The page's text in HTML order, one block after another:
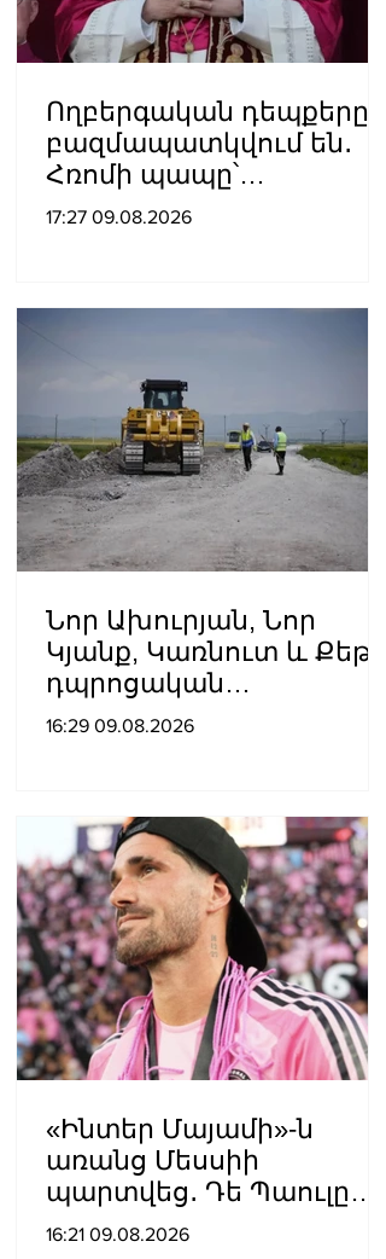
Ողբերգական դեպքերը
բազմապատկվում են․
Հռոմի պապը՝
Ուկրաինայի
17:27 09.08.2026
Նոր Ախուրյան, Նոր
Կյանք, Կառնուտ և Քեթի․
դպրոցական
ճանապարհների համար՝
16:29 09.08.2026
«Ինտեր Մայամի»-ն
առանց Մեսսիի
պարտվեց․ Դե Պաուլը
գոլը նվիրեց
16:21 09.08.2026